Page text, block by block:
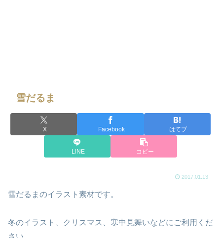
雪だるま
X Facebook はてブ
LINE コピー
2017.01.13
雪だるまのイラスト素材です。
冬のイラスト、クリスマス、寒中見舞いなどにご利用くだ
さい。